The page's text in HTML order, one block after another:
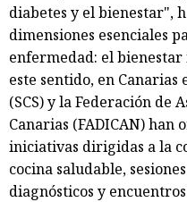
diabetes y el bienestar",
dimensiones esenciales
enfermedad: el bienestar
este sentido, en
(SCS) y la Federación de
Canarias (FADICAN) han
iniciativas dirigidas a la
cocina saludable,
diagnósticos y